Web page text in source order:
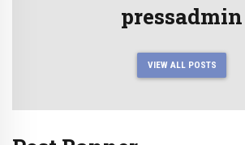
pressadmin
VIEW ALL POSTS